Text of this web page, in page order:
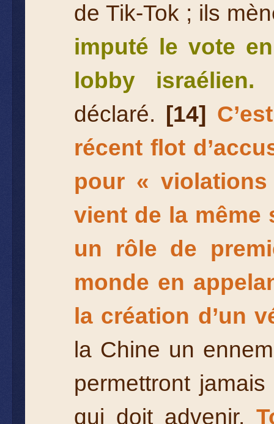
de Tik-Tok ; ils
imputé le vote
lobby israélien.
déclaré.
[14]
récent flot
pour «
vient de la même
un rôle de
monde en
la création d’un
la Chine un
permettront
qui doit advenir.